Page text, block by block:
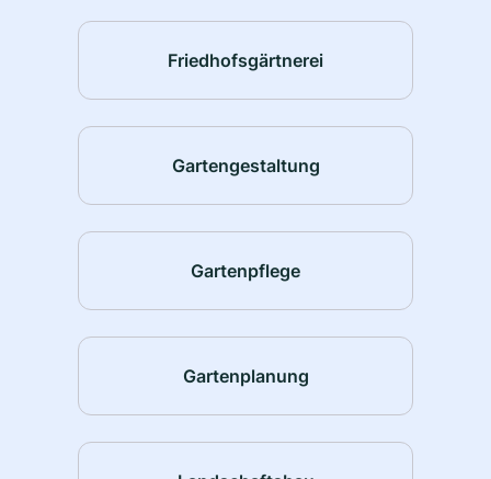
Friedhofsgärtnerei
Gartengestaltung
Gartenpflege
Gartenplanung